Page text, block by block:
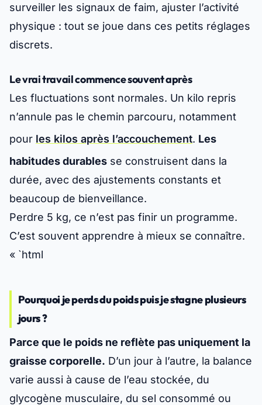
surveiller les signaux de faim, ajuster l’activité
physique : tout se joue dans ces petits réglages
discrets.
Le vrai travail commence souvent après
Les fluctuations sont normales. Un kilo repris
n’annule pas le chemin parcouru, notamment
pour les kilos après l’accouchement. Les
habitudes durables se construisent dans la
durée, avec des ajustements constants et
beaucoup de bienveillance.
Perdre 5 kg, ce n’est pas finir un programme.
C’est souvent apprendre à mieux se connaître.
« `html
Pourquoi je perds du poids puis je stagne plusieurs
jours ?
Parce que le poids ne reflète pas uniquement la
graisse corporelle. D’un jour à l’autre, la balance
varie aussi à cause de l’eau stockée, du
glycogène musculaire, du sel consommé ou